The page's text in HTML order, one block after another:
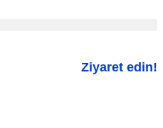
Ziyaret edin!